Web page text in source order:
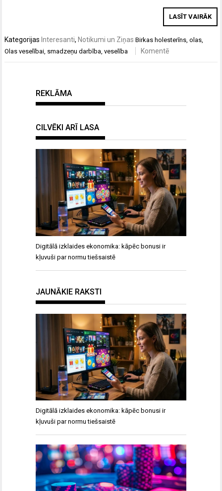
LASĪT VAIRĀK
KategorijasInteresanti,Notikumi un Ziņas Birkasholesterīns ,olas
Olas veselībai smadzeņu darbība ,veselība Komentē
REKLĀMA
CILVĒKI ARĪ LASA
Digitālā izklaides ekonomika: kāpēc bonusi ir
kļuvuši par normu tiešsaistē
JAUNĀKIE RAKSTI
Digitālā izklaides ekonomika: kāpēc bonusi ir
kļuvuši par normu tiešsaistē